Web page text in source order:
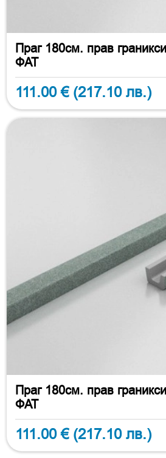
Праг 180см. прав
ФАТ
111.00 € (217.10 лв.)
Праг 180см. прав
ФАТ
111.00 € (217.10 лв.)